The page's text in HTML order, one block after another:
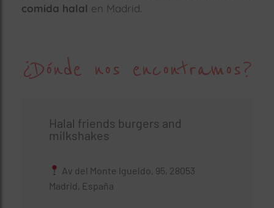
comida halal en Madrid.
¿Dónde nos encontramos?
Halal friends burgers and
milkshakes
Av del Monte Igueldo, 95, 28053
Madrid, España